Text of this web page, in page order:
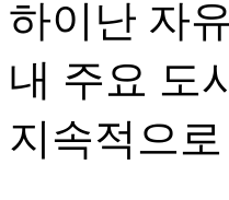
하이난 자
내 주요 도
지속적으